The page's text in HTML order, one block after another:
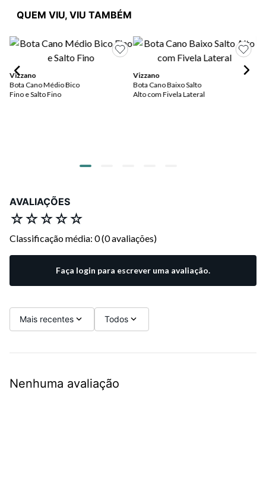
QUEM VIU, VIU TAMBÉM
Vizzano
Bota Cano Médio Bico
Fino e Salto Fino
Vizzano
Bota Cano Baixo Salto
Alto com Fivela Lateral
AVALIAÇÕES
☆☆☆☆☆
Classificação média: 0(0 avaliações)
Faça login para escrever uma avaliação.
Mais recentes Todos
Nenhuma avaliação